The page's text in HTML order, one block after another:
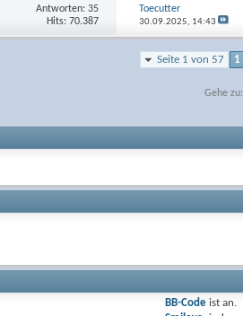
Antworten: 35
Hits: 70.387
Toecutter
30.09.2025, 14:43
Seite 1 von 57 1
Gehe zu:
BB-Code istan.